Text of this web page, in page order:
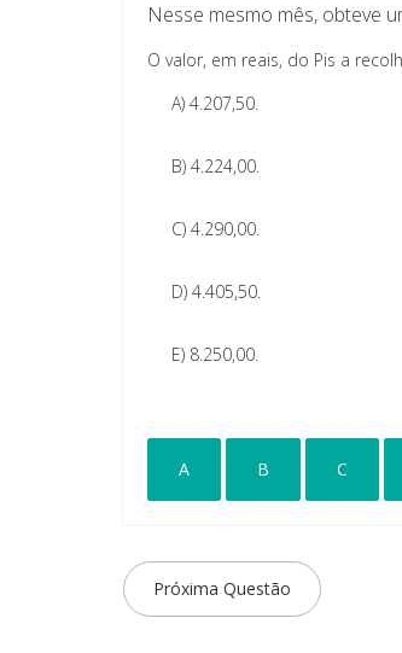
Nesse mesmo mês, obteve
O valor, em reais, do Pis a
A) 4.207,50.
B) 4.224,00.
C) 4.290,00.
D) 4.405,50.
E) 8.250,00.
A B C
Próxima Questão